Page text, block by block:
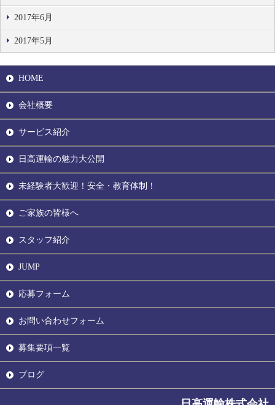
2017年6月
2017年5月
HOME
会社概要
サービス紹介
日高運輸の魅力大公開
未経験者大歓迎！安全・教育体制！
ご家族の皆様へ
スタッフ紹介
JUMP
応募フォーム
お問い合わせフォーム
募集要項一覧
ブログ